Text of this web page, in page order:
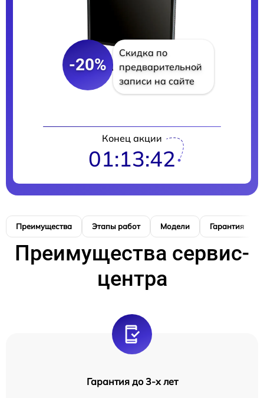
-20%
Скидка по
предварительной
записи на сайте
Конец акции
01:13:41
Преимущества Этапы работ Модели Гарантия
Преимущества сервис-
центра
Гарантия до 3-х лет